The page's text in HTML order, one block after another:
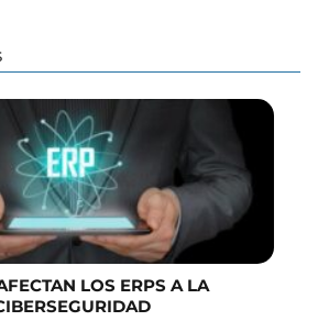
LOS ERPS A LA